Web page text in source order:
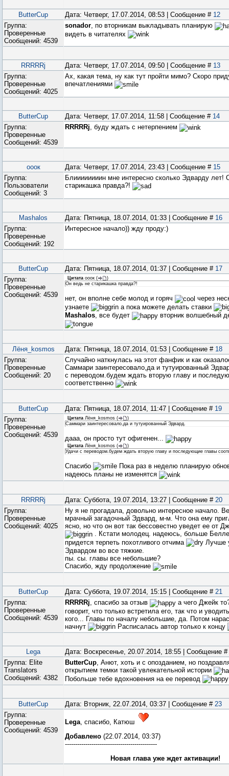
ButterCup Дата: Четверг, 17.07.2014, 08:53 | Сообщение # 12
Группа:
Проверенные
Сообщений: 4539
sonador, по вторникам выкладывать планирую
видеть в читателях
RRRRRj Дата: Четверг, 17.07.2014, 09:50 | Сообщение # 13
Группа:
Проверенные
Сообщений: 4025
Ах, какая тема, ну как тут пройти мимо? Скоро
впечатлениями
ButterCup Дата: Четверг, 17.07.2014, 11:58 | Сообщение # 14
Группа:
Проверенные
Сообщений: 4539
RRRRRj, буду ждать с нетерпением
ооок Дата: Четверг, 17.07.2014, 23:43 | Сообщение # 15
Группа:
Пользователи
Сообщений: 3
Блиииииииин мне интересно сколько Эдварду лет!
старикашка правда?!
Mashalos Дата: Пятница, 18.07.2014, 01:33 | Сообщение # 16
Группа:
Проверенные
Сообщений: 192
Интересное начало)) жду проду:)
ButterCup Дата: Пятница, 18.07.2014, 01:37 | Сообщение # 17
Группа:
Проверенные
Сообщений: 4539
Цитата ооок (
)
Он ведь не старикашка правда?!
нет, он вполне себе молод и горяч
через
узнаете
а пока можете делать ставки
Mashalos, все будет вторник волшебный
Лёня_kosmos Дата: Пятница, 18.07.2014, 01:53 | Сообщение # 18
Группа:
Проверенные
Сообщений: 20
Случайно наткнулась на этот фанфик и как
Саммари заинтересовало,да и тутуированный
с переводом.будем ждать вторую главу и
соответственно
ButterCup Дата: Пятница, 18.07.2014, 11:47 | Сообщение # 19
Группа:
Проверенные
Сообщений: 4539
Цитата Лёня_kosmos (
)
Саммари заинтересовало,да и тутуированный Эдвард.
дааа, он просто тут офигенен...
Цитата Лёня_kosmos (
)
Удачи с переводом.будем ждать вторую главу и последующие главы
Спасибо
Пока раз в неделю планирую
надеюсь планы не изменятся
RRRRRj Дата: Суббота, 19.07.2014, 13:27 | Сообщение # 20
Группа:
Проверенные
Сообщений: 4025
Ну я не прогадала, довольно интересное начало.
мрачный загадочный Эдвард, м-м. Что она ему
ясно, но что он вот так бессовестно уведет ее от
. Кстати молодец. надеюсь, больше
придется терпеть похотливого отчима
Лучше
Эдвардом во все тяжкие.
пы. сы. главы все небольшие?
Спасибо, жду продолжение
ButterCup Дата: Суббота, 19.07.2014, 15:15 | Сообщение # 21
Группа:
Проверенные
Сообщений: 4539
RRRRRj, спасибо за отзыв
а чего Джейк
говорит, что только встретила его, так что и
кого... Главы по началу небольшие, да. Потом
начнут
Расписалась автор только к концу
Lega
Дата: Воскресенье, 20.07.2014, 18:55 | Сообщение #
Группа: Elite
Translators
Сообщений: 4382
ButterCup, Анют, хоть и с опозданием, но
открытием темки такой увлекательной истории
Побольше тебе вдохновения на ее перевод
ButterCup Дата: Вторник, 22.07.2014, 03:37 | Сообщение # 23
Группа:
Проверенные
Сообщений: 4539
Lega, спасибо, Катюш
Добавлено (22.07.2014, 03:37)
---------------------------------------------
Новая глава уже ждет активации!